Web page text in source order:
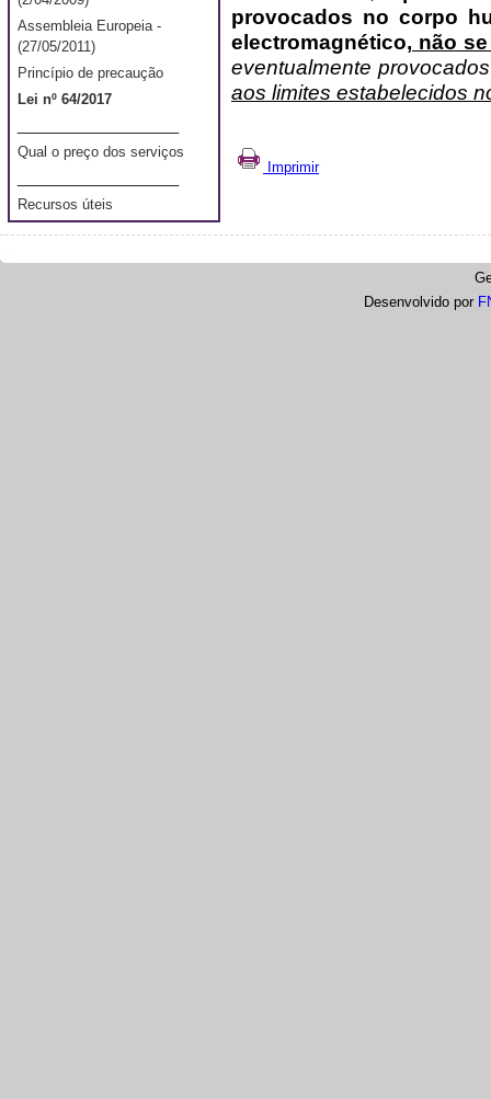
Assembleia Europeia -
(27/05/2011)
Princípio de precaução
Lei nº 64/2017
Qual o preço dos serviços
Recursos úteis
provocados no corpo
electromagnético, não
eventualmente
aos limites estabelecidos
Imprimir
Desenvolvido por